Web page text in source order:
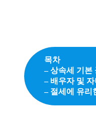
목차
– 상속세 기본
– 배우자 및
– 절세에 유리